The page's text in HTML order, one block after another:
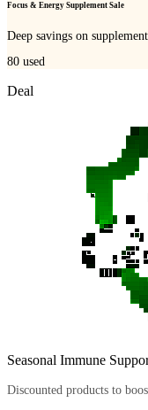
Focus & Energy Supplement Sale
Deep savings on
80 used
Deal
Seasonal Immune
Discounted products to